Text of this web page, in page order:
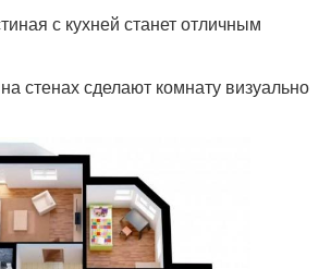
с кухней станет отличным
стенах сделают комнату визуально